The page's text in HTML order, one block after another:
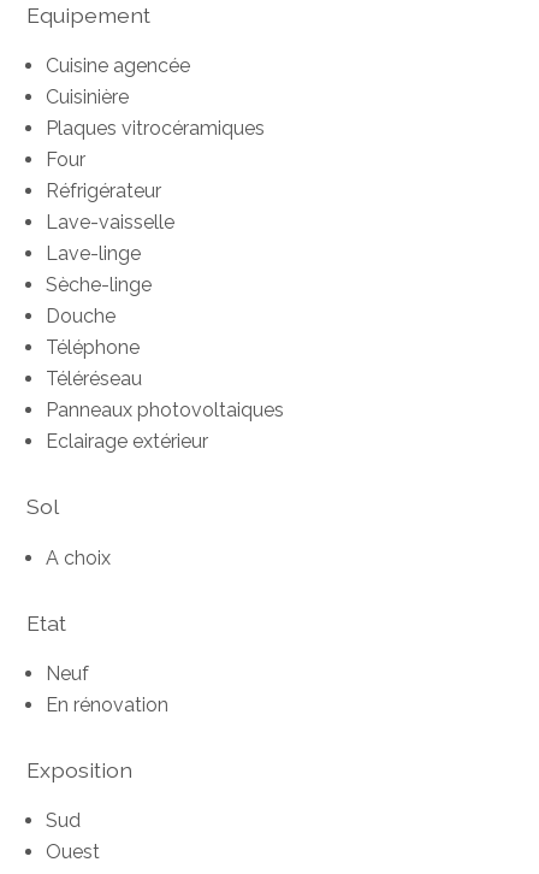
Equipement
Cuisine agencée
Cuisinière
Plaques vitrocéramiques
Four
Réfrigérateur
Lave-vaisselle
Lave-linge
Sèche-linge
Douche
Téléphone
Téléréseau
Panneaux photovoltaiques
Eclairage extérieur
Sol
A choix
Etat
Neuf
En rénovation
Exposition
Sud
Ouest